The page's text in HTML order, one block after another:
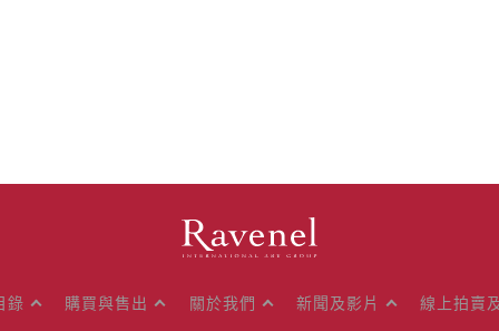
錄 購買與售出 關於我們 新聞及影片 線上拍賣